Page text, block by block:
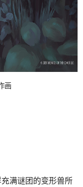
画
满谜团的变形兽所